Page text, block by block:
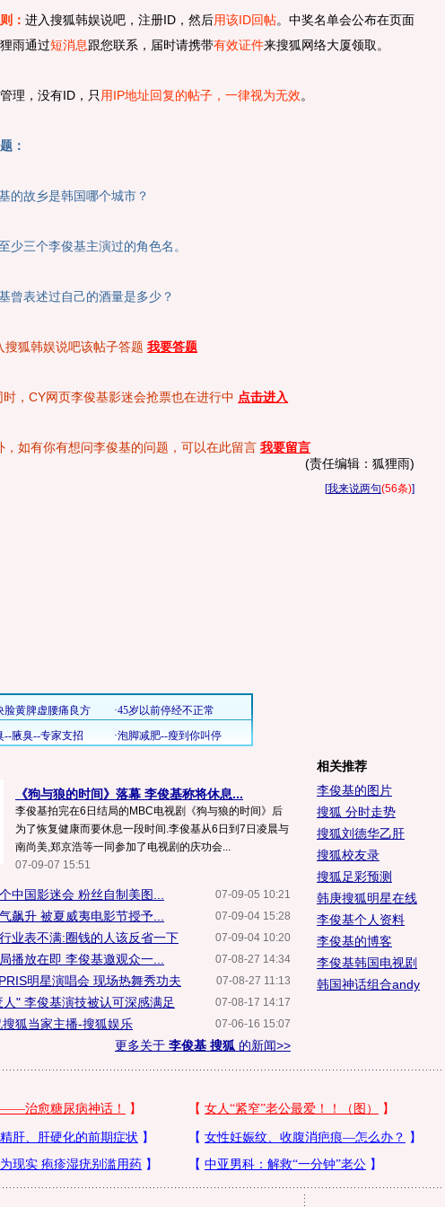
： 进入搜狐韩娱说吧，注册ID，然后用该ID回帖。中奖名单会公布在页面
雨通过短消息跟您联系，届时请携带有效证件来搜狐网络大厦领取。
，没有ID，只 用IP地址回复的帖子，一律视为无效。
：
故乡是韩国哪个城市？
三个李俊基主演过的角色名。
表述过自己的酒量是多少？
搜狐韩娱说吧该帖子答题 我要答题
时，CY网页李俊基影迷会抢票也在进行中 点击进入
，如有你有想问李俊基的问题，可以在此留言 我要留言
(责任编辑：狐狸雨)
[我来说两句(56条)]
《狗与狼的时间》落幕 李俊基称将休息...
李俊基拍完在6日结局的MBC电视剧《狗与狼的时间》后
为了恢复健康而要休息一段时间.李俊基从6日到7日凌晨与
南尚美,郑京浩等一同参加了电视剧的庆功会...
07-09-07 15:51
07-09-05 10:21
中国影迷会 粉丝自制美图...
07-09-04 15:28
飙升 被夏威夷电影节授予...
07-09-04 10:20
业表不满:圈钱的人该反省一下
07-08-27 14:34
播放在即 李俊基邀观众一...
07-08-27 11:13
明星演唱会 现场热舞秀功夫
07-08-17 14:17
" 李俊基演技被认可深感满足
07-06-16 15:07
狐当家主播-搜狐娱乐
更多关于 李俊基 搜狐 的新闻>>
相关推荐
李俊基的图片
搜狐 分时走势
搜狐刘德华乙肝
搜狐校友录
搜狐足彩预测
韩庚搜狐明星在线
李俊基个人资料
李俊基的博客
李俊基韩国电视剧
韩国神话组合andy